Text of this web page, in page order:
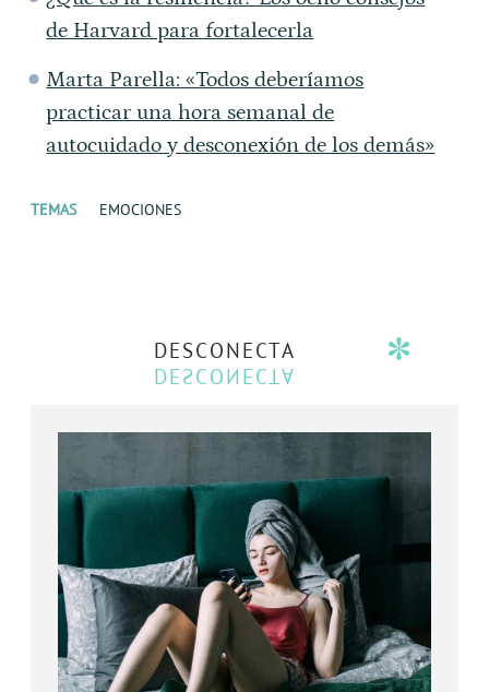
de Harvard para fortalecerla
Marta Parella: «Todos deberíamos
practicar una hora semanal de
autocuidado y desconexión de los demás»
TEMAS EMOCIONES
DESCONECTA